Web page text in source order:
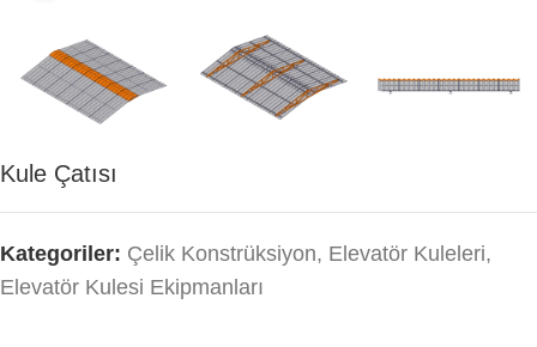
Kule Çatısı
Kategoriler: Çelik Konstrüksiyon, Elevatör Kuleleri,
Elevatör Kulesi Ekipmanları